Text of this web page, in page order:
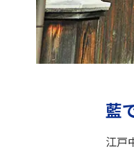
藍
江戸